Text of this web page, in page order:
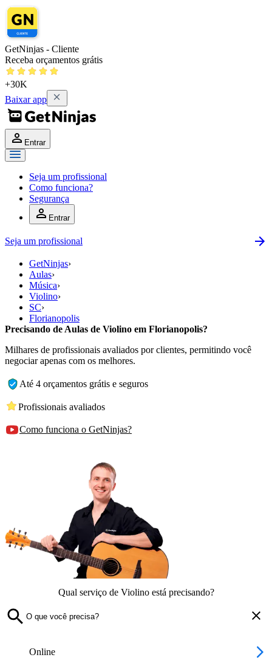
GetNinjas - Cliente
Receba orçamentos grátis
+30K
Baixar app
Entrar
Seja um profissional
Como funciona?
Segurança
Entrar
Seja um profissional
GetNinjas›
Aulas›
Música›
Violino›
SC›
Florianopolis
Precisando de Aulas de Violino em Florianopolis?
Milhares de profissionais avaliados por clientes, permitindo você
negociar apenas com os melhores.
Até 4 orçamentos grátis e seguros
Profissionais avaliados
Como funciona o GetNinjas?
Qual serviço de Violino está precisando?
Online